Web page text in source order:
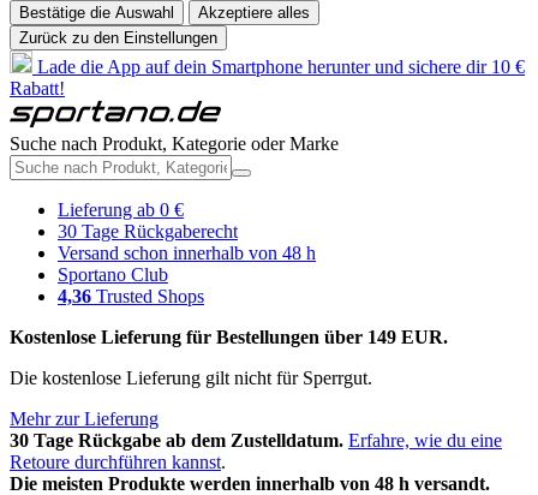
Bestätige die Auswahl
Akzeptiere alles
Zurück zu den Einstellungen
Lade die App auf dein Smartphone herunter und sichere dir 10 €
Rabatt!
Suche nach Produkt, Kategorie oder Marke
Lieferung ab 0 €
30 Tage Rückgaberecht
Versand schon innerhalb von 48 h
Sportano Club
4,36 Trusted Shops
Kostenlose Lieferung für Bestellungen über 149 EUR.
Die kostenlose Lieferung gilt nicht für Sperrgut.
Mehr zur Lieferung
30 Tage Rückgabe ab dem Zustelldatum. Erfahre, wie du eine
Retoure durchführen kannst.
Die meisten Produkte werden innerhalb von 48 h versandt.